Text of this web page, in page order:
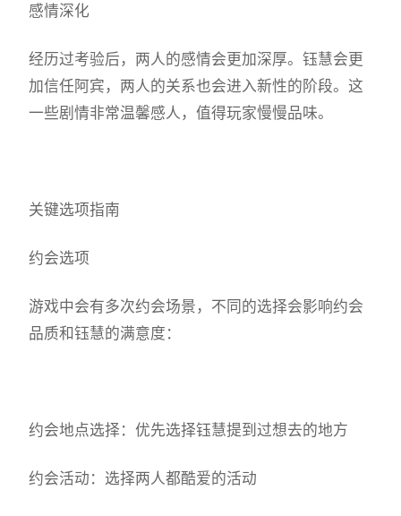
感情深化
经历过考验后，两人的感情会更加深厚。钰慧会更
加信任阿宾，两人的关系也会进入新性的阶段。这
一些剧情非常温馨感人，值得玩家慢慢品味。
关键选项指南
约会选项
游戏中会有多次约会场景，不同的选择会影响约会
品质和钰慧的满意度：
约会地点选择：优先选择钰慧提到过想去的地方
约会活动：选择两人都酷爱的活动